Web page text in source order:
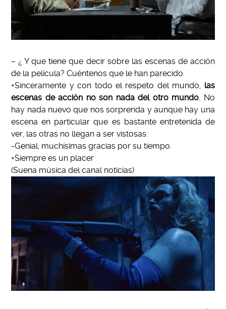
– ¿ Y que tiene que decir sobre las escenas de acción
de la película? Cuéntenos que le han parecido.
+Sinceramente y con todo el respeto del mundo, las
escenas de acción no son nada del otro mundo. No
hay nada nuevo que nos sorprenda y aunque hay una
escena en particular que es bastante entretenida de
ver, las otras no llegan a ser vistosas.
-Genial, muchísimas gracias por su tiempo.
+Siempre es un placer
(Suena música del canal noticias)